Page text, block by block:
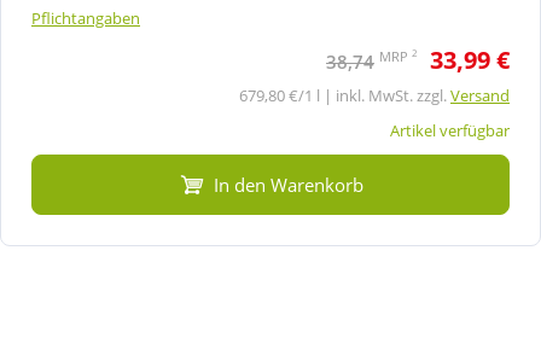
Pflichtangaben
38,74 MRP 2 33,99 €
679,80 €/1 l | inkl. MwSt. zzgl.Versand
Artikel verfügbar
In den Warenkorb